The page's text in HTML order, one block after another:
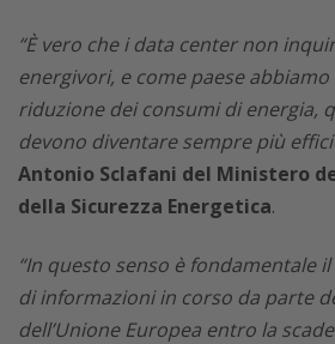
“È vero che i data center non
energivori, e come paese
riduzione dei consumi di energia,
devono diventare sempre più
Antonio Sclafani del Ministero
della Sicurezza Energetica.
“In questo senso è fondamentale
di informazioni in corso da parte
dell’Unione Europea entro la